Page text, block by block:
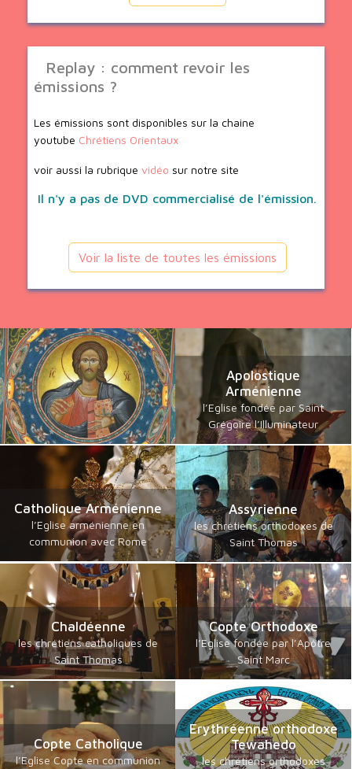
Replay : comment revoir les
émissions ?
Les émissions sont disponibles sur la chaine
youtube Chrétiens Orientaux
voir aussi la rubrique vidéo sur notre site
Il n'y a pas de DVD commercialisé de l'émission.
Voir la liste de toutes les émissions
Apolostique
Arménienne
l’Eglise fondée par Saint
Grégoire l’Illuminateur
Catholique Arménienne
l’Eglise arménienne en
communion avec Rome
Assyrienne
les chrétiens orthodoxes de
Saint Thomas
Chaldéenne
les chrétiens catholiques de
Saint Thomas
Copte Orthodoxe
l’Eglise fondée par l’Apôtre
Saint Marc
Copte Catholique
l’Eglise Copte en communion
Erythréenne orthodoxe
Tewahedo
les chrétiens orthodoxes